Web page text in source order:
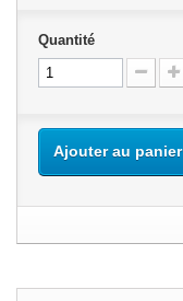
Quantité
Ajouter au panier